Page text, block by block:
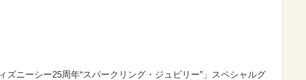
ズニーシー25周年“スパークリング・ジュビリー”」スペシャルグ